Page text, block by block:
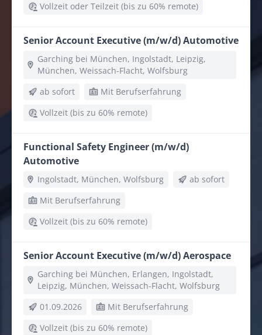
Vollzeit oder Teilzeit (bis zu 60% remote)
Senior Account Executive (m/w/d) Automotive
Garching bei München, Ingolstadt, Leipzig,
München, Weissach-Flacht, Wolfsburg
ab sofort
Mit Berufserfahrung
Vollzeit (bis zu 60% remote)
Functional Safety Engineer (m/w/d)
Automotive
Ingolstadt, München, Wolfsburg
ab sofort
Mit Berufserfahrung
Vollzeit (bis zu 60% remote)
Senior Account Executive (m/w/d) Aerospace
Garching bei München, Erlangen, Ingolstadt,
Leipzig, München, Weissach-Flacht, Wolfsburg
01.09.2026
Mit Berufserfahrung
Vollzeit (bis zu 60% remote)